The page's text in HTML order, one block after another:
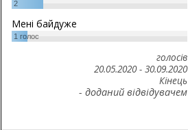
2
Мені байдуже
1голос
голосів
20.05.2020- 30.09.2020
Кінець
- доданий відвідувачем